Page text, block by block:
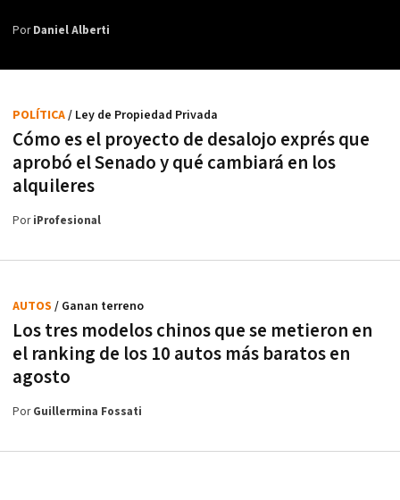
PorDaniel Alberti
Cómo es el proyecto de desalojo exprés que
aprobó el Senado y qué cambiará en los
alquileres
POLÍTICA/ Ley de Propiedad Privada
PoriProfesional
Los tres modelos chinos que se metieron en
el ranking de los 10 autos más baratos en
agosto
AUTOS / Ganan terreno
PorGuillermina Fossati